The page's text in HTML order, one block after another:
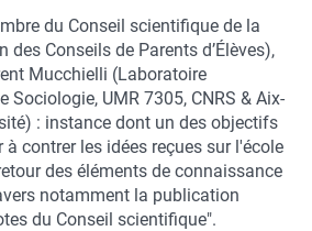
du Conseil scientifique de la
des Conseils de Parents d’Élèves),
Mucchielli (Laboratoire
Sociologie, UMR 7305, CNRS & Aix-
: instance dont un des objectifs
à contrer les idées reçues sur l'école
des éléments de connaissance
notamment la publication
du Conseil scientifique".